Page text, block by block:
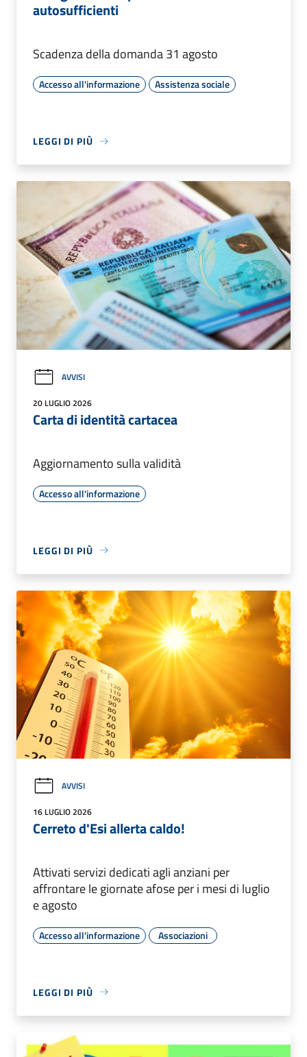
autosufficienti
Scadenza della domanda 31 agosto
Accesso all'informazione Assistenza sociale
LEGGI DI PIÙ
AVVISI
20 LUGLIO 2026
Carta di identità cartacea
Aggiornamento sulla validità
Accesso all'informazione
LEGGI DI PIÙ
AVVISI
16 LUGLIO 2026
Cerreto d'Esi allerta caldo!
Attivati servizi dedicati agli anziani per
affrontare le giornate afose per i mesi di luglio
e agosto
Accesso all'informazione Associazioni
LEGGI DI PIÙ